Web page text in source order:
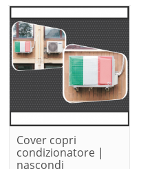
Cover copri
condizionatore |
nascondi